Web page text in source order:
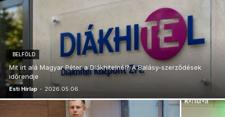
BELFÖLD
Mit írt alá Magyar Péter a Diákhitelnél? A Balásy-szerződések
időrendje
Esti Hírlap - 2026.05.06.